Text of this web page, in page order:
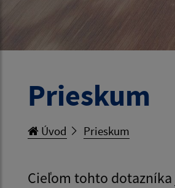
Prieskum
Úvod Prieskum
Cieľom tohto